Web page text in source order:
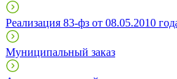
Реализация 83-фз от 08.05.2010
Муниципальный заказ